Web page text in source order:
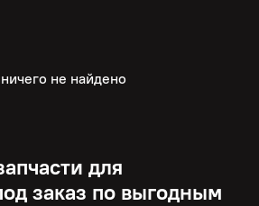
не найдено
для
заказ по выгодным